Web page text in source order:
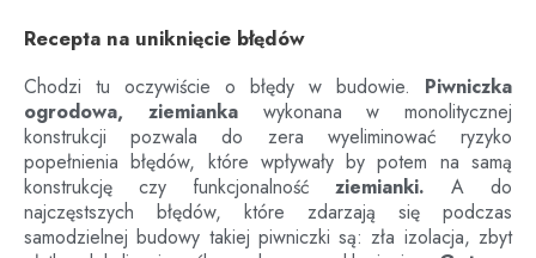
Recepta na uniknięcie błędów
Chodzi tu oczywiście o błędy w budowie. Piwniczka
ogrodowa, ziemiankawykonana w monolitycznej
konstrukcji pozwala do zera wyeliminować ryzyko
popełnienia błędów, które wpływały by potem na samą
konstrukcję czy funkcjonalnośćziemianki. A do
najczęstszych błędów, które zdarzają się podczas
samodzielnej budowy takiej piwniczki są: zła izolacja, zbyt